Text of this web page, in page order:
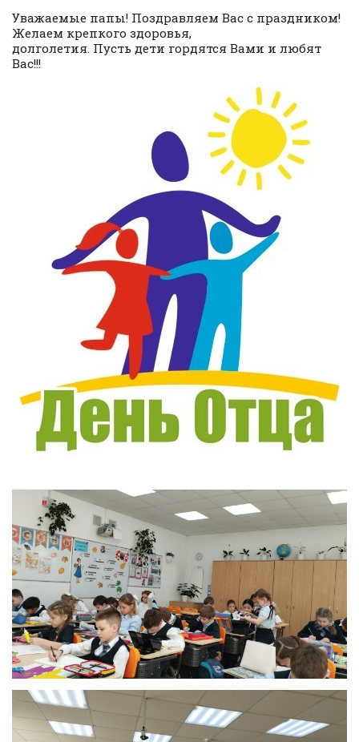
Уважаемые папы! Поздравляем Вас с праздником!
Желаем крепкого здоровья,
долголетия. Пусть дети гордятся Вами и любят
Вас!!!